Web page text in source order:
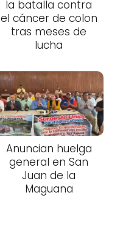
la batalla contra
el cáncer de colon
tras meses de
lucha
Anuncian huelga
general en San
Juan de la
Maguana